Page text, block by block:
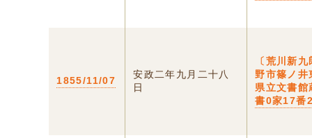
1855/11/07
安政二年九月二十八
日
〔荒川新
野市篠ノ井
県立文書館
書0家17